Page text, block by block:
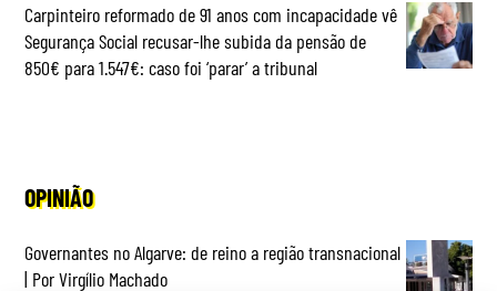
Carpinteiro reformado de 91 anos com incapacidade vê
Segurança Social recusar-lhe subida da pensão de
850€ para 1.547€: caso foi ‘parar’ a tribunal
OPINIÃO
Governantes no Algarve: de reino a região transnacional
| Por Virgílio Machado